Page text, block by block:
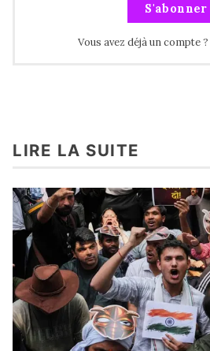
S'abonner
Vous avez déjà un compte ?
LIRE LA SUITE